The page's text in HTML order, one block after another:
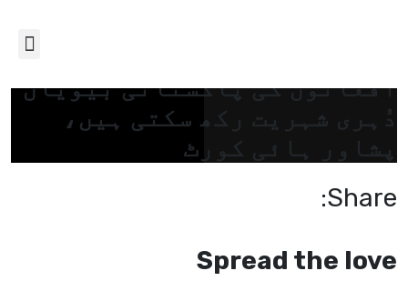
افغانوں کی پاکستانی بیویاں
دُہری شہریت رکھ سکتی ہیں،
پشاور ہائی کورٹ
Share:
Spread the love